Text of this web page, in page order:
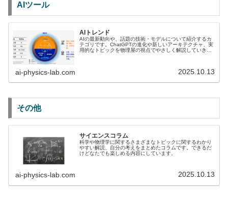
AIツール
AIトレンド
AIの最新動向や、話題の技術・モデルについて紹介するカ
テゴリです。ChatGPTの進化や新しいアーキテクチャ、実
用的なトピックを物理屋の視点でやさしく解説していきま
ai-physics-lab.com 2025.10.13
その他
サイエンスコラム
科学や物理学に関するさまざまなトピックに関するわかり
やすい解説、自分の考えをまとめたコラムです。できるだ
けどなたでも楽しめる内容にしています。
ai-physics-lab.com 2025.10.13